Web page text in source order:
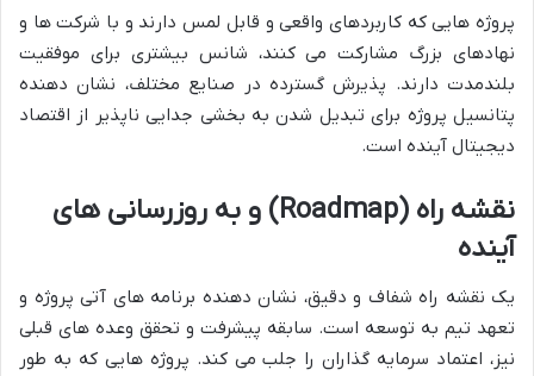
پروژه هایی که کاربردهای واقعی و قابل لمس دارند و با شرکت ها و
نهادهای بزرگ مشارکت می کنند، شانس بیشتری برای موفقیت
بلندمدت دارند. پذیرش گسترده در صنایع مختلف، نشان دهنده
پتانسیل پروژه برای تبدیل شدن به بخشی جدایی ناپذیر از اقتصاد
دیجیتال آینده است.
نقشه راه (Roadmap) و به روزرسانی های
آینده
یک نقشه راه شفاف و دقیق، نشان دهنده برنامه های آتی پروژه و
تعهد تیم به توسعه است. سابقه پیشرفت و تحقق وعده های قبلی
نیز، اعتماد سرمایه گذاران را جلب می کند. پروژه هایی که به طور